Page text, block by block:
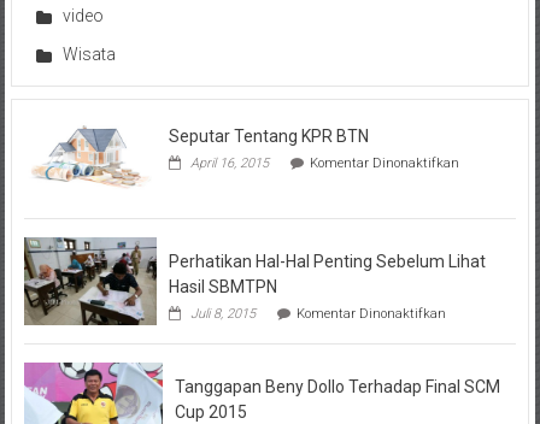
video
Wisata
Seputar Tentang KPR BTN
April 16, 2015 Komentar Dinonaktifkanpada
KPR
Perhatikan Hal-Hal Penting Sebelum Lihat
Hasil SBMTPN
Juli 8, 2015 Komentar Dinonaktifkanpada
Hal-
Penting
Tanggapan Beny Dollo Terhadap Final SCM
Cup 2015